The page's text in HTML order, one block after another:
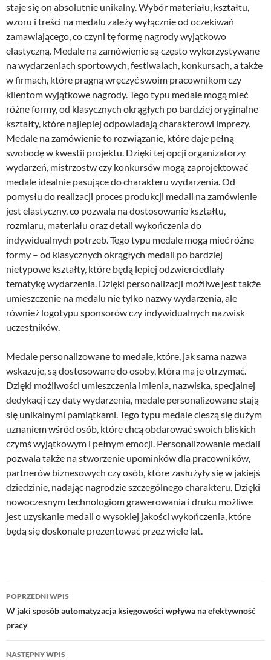
staje się on absolutnie unikalny. Wybór materiału, kształtu,
wzoru i treści na medalu zależy wyłącznie od oczekiwań
zamawiającego, co czyni tę formę nagrody wyjątkowo
elastyczną. Medale na zamówienie są często wykorzystywane
na wydarzeniach sportowych, festiwalach, konkursach, a także
w firmach, które pragną wręczyć swoim pracownikom czy
klientom wyjątkowe nagrody. Tego typu medale mogą mieć
różne formy, od klasycznych okrągłych po bardziej oryginalne
kształty, które najlepiej odpowiadają charakterowi imprezy.
Medale na zamówienie to rozwiązanie, które daje pełną
swobodę w kwestii projektu. Dzięki tej opcji organizatorzy
wydarzeń, mistrzostw czy konkursów mogą zaprojektować
medale idealnie pasujące do charakteru wydarzenia. Od
pomysłu do realizacji proces produkcji medali na zamówienie
jest elastyczny, co pozwala na dostosowanie kształtu,
rozmiaru, materiału oraz detali wykończenia do
indywidualnych potrzeb. Tego typu medale mogą mieć różne
formy – od klasycznych okrągłych medali po bardziej
nietypowe kształty, które będą lepiej odzwierciedlały
tematykę wydarzenia. Dzięki personalizacji możliwe jest także
umieszczenie na medalu nie tylko nazwy wydarzenia, ale
również logotypu sponsorów czy indywidualnych nazwisk
uczestników.
Medale personalizowane to medale, które, jak sama nazwa
wskazuje, są dostosowane do osoby, która ma je otrzymać.
Dzięki możliwości umieszczenia imienia, nazwiska, specjalnej
dedykacji czy daty wydarzenia, medale personalizowane stają
się unikalnymi pamiątkami. Tego typu medale cieszą się dużym
uznaniem wśród osób, które chcą obdarować swoich bliskich
czymś wyjątkowym i pełnym emocji. Personalizowanie medali
pozwala także na stworzenie upominków dla pracowników,
partnerów biznesowych czy osób, które zasłużyły się w jakiejś
dziedzinie, nadając nagrodzie szczególnego charakteru. Dzięki
nowoczesnym technologiom grawerowania i druku możliwe
jest uzyskanie medali o wysokiej jakości wykończenia, które
będą się doskonale prezentować przez wiele lat.
Nawigacja
wpisu
POPRZEDNI WPIS
W jaki sposób automatyzacja księgowości wpływa na efektywność
pracy
NASTĘPNY WPIS